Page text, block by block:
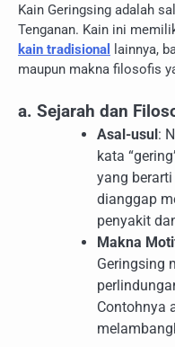
Kain Geringsing adalah
Tenganan. Kain ini
kain tradisional
lainnya,
maupun makna filosofis
a. Sejarah dan
Asal-usul :
kata
yang
dianggap
penyakit
Makna
Geringsing
Contohnya